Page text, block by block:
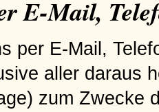
E-Mail,
per E-Mail,
aller daraus
zum Zwecke